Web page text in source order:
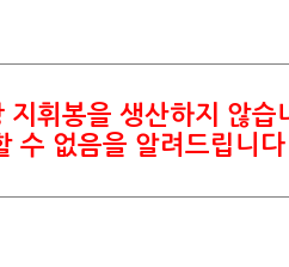
휘봉을 생산하지 않습
수 없음을 알려드립니다